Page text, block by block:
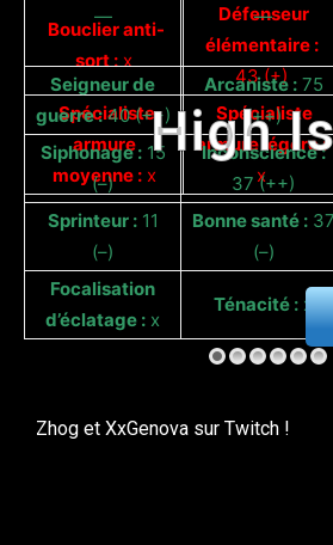
Bouclier anti-
sort : x
Défenseur
élémentaire :
43 (+)
Spécialiste
armure
moyenne :x
Spécialiste
armure légère :
x
— —
Seigneur de
guerre :40 (++)
Arcaniste :75
(++)
Siphonage :15
(–)
Inconscience :
37 (++)
Sprinteur :11
(–)
Bonne santé :37
(–)
Focalisation
d’éclatage : x
Ténacité : x
High
Zhog et XxGenova sur Twitch !